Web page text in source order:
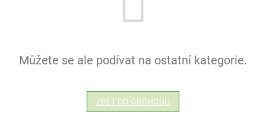
Můžete se ale podívat na ostatní kategorie.
ZPĚT DO OBCHODU